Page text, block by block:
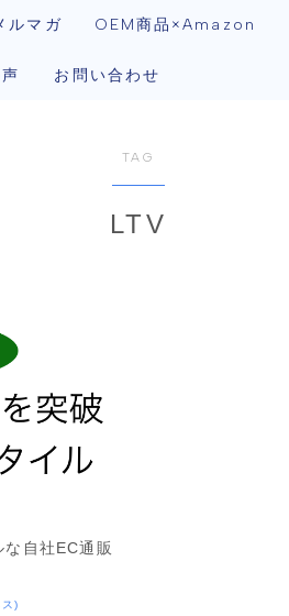
ルマガ OEM商品×Amazon
お問い合わせ
TAG
LTV
自社EC通販
)